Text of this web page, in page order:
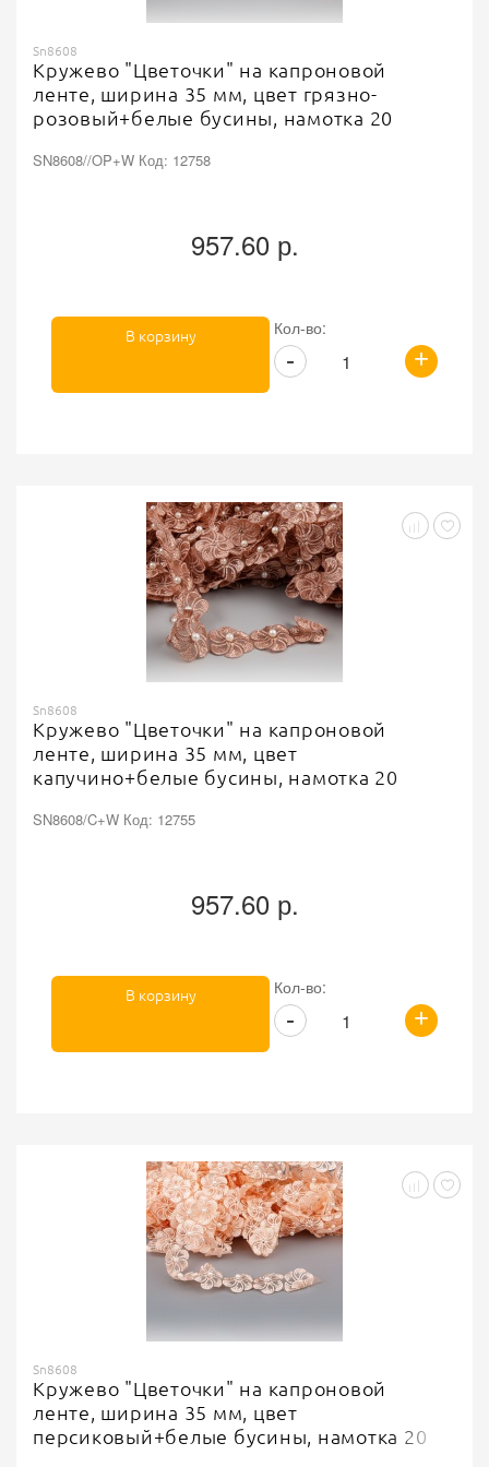
Sn8608
Кружево "Цветочки" на капроновой
ленте, ширина 35 мм, цвет грязно-
розовый+белые бусины, намотка 20
SN8608//OP+W Код: 12758
957.60 р.
Кол-во:
+
-
В корзину
Sn8608
Кружево "Цветочки" на капроновой
ленте, ширина 35 мм, цвет
капучино+белые бусины, намотка 20
SN8608/C+W Код: 12755
957.60 р.
Кол-во:
+
-
В корзину
Sn8608
Кружево "Цветочки" на капроновой
ленте, ширина 35 мм, цвет
персиковый+белые бусины, намотка 20